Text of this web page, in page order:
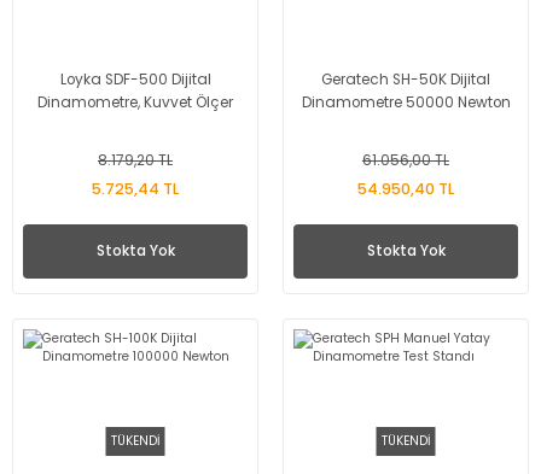
Loyka SDF-500 Dijital
Dinamometre, Kuvvet Ölçer
8.179,20 TL
5.725,44 TL
Stokta Yok
Geratech SH-50K Dijital
Dinamometre 50000 Newton
61.056,00 TL
54.950,40 TL
Stokta Yok
TÜKENDİ TÜKENDİ